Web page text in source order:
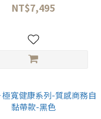
NT$7,495